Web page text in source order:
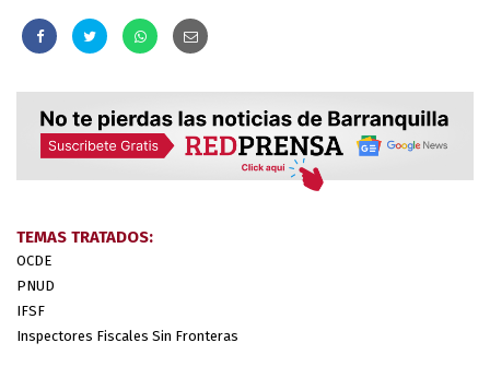
TEMAS TRATADOS:
OCDE
PNUD
IFSF
Inspectores Fiscales Sin Fronteras